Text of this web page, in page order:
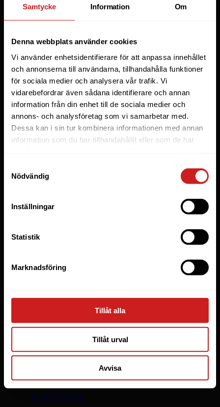
Samtycke Information Om
Denna webbplats använder cookies
Vi använder enhetsidentifierare för att anpassa innehållet
och annonserna till användarna, tillhandahålla funktioner
för sociala medier och analysera vår trafik. Vi
vidarebefordrar även sådana identifierare och annan
information från din enhet till de sociala medier och
annons- och analysföretag som vi samarbetar med.
Dessa kan i sin tur kombinera informationen med annan
information som du har tillhandahållit eller som de har
Nödvändig
Inställningar
Statistik
Marknadsföring
Tillåt alla
Tillåt urval
Avvisa
Managed Server
Cloud
Microsoft 365 Business
Fler tjänster
Lösningar
E-handel
Managed WordPress
WooCommerce
LiteSpeed Webbhotell
Säker WordPress med WP Guardian
Om oss
Press & Media